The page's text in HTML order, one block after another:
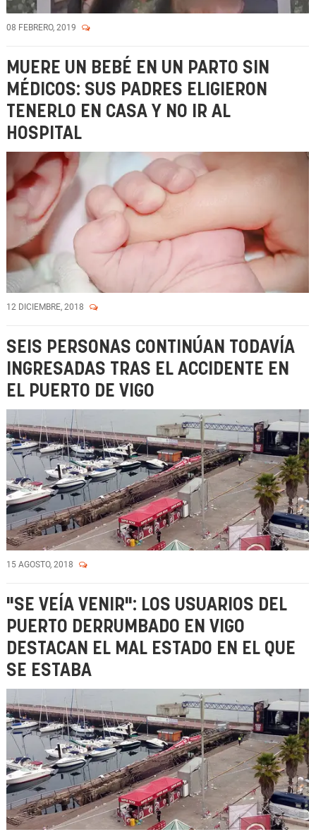
08 FEBRERO, 2019
MUERE UN BEBÉ EN UN PARTO SIN
MÉDICOS: SUS PADRES ELIGIERON
TENERLO EN CASA Y NO IR AL
HOSPITAL
12 DICIEMBRE, 2018
SEIS PERSONAS CONTINÚAN TODAVÍA
INGRESADAS TRAS EL ACCIDENTE EN
EL PUERTO DE VIGO
15 AGOSTO, 2018
"SE VEÍA VENIR": LOS USUARIOS DEL
PUERTO DERRUMBADO EN VIGO
DESTACAN EL MAL ESTADO EN EL QUE
SE ESTABA